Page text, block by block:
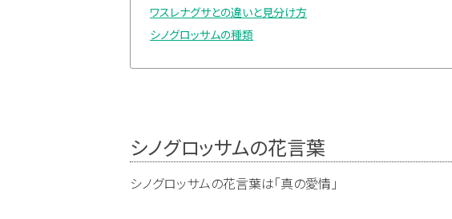
ワスレナグサとの違いと見分け方
シノグロッサムの種類
シノグロッサムの花言葉
シノグロッサムの花言葉は「真の愛情」